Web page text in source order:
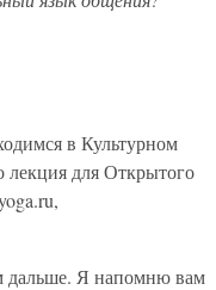
в Культурном
лекция для Открытого
дальше. Я напомню вам